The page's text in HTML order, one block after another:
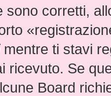
sono corretti,
mentre ti stavi
ricevuto. Se
Board